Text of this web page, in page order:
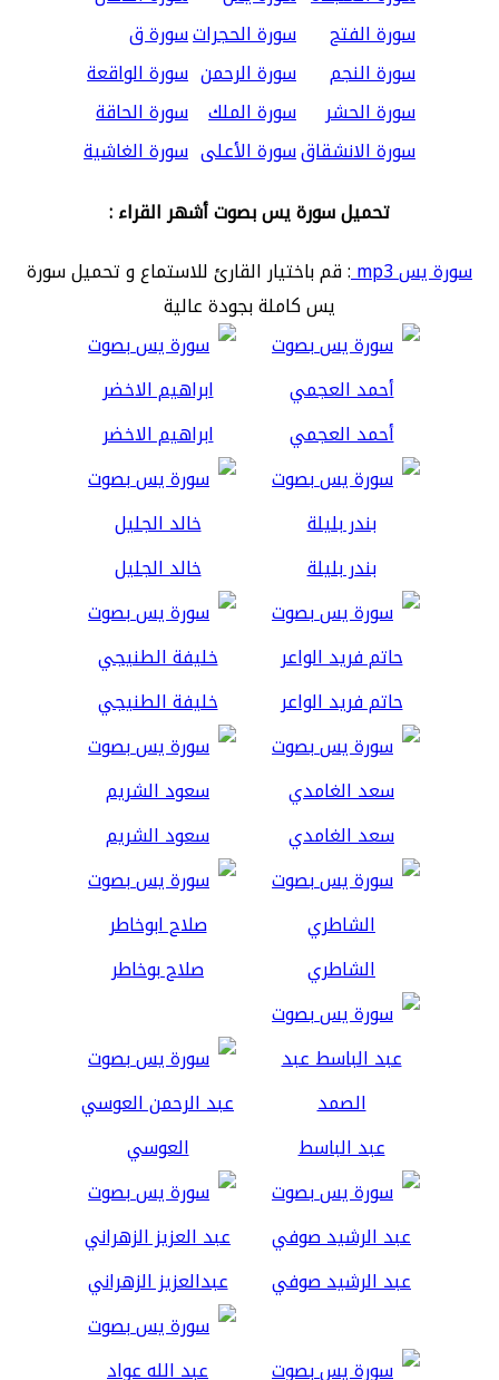
سورة الفتح
سورة الحجراتسورة ق
سورة النجم
سورة الرحمن سورة الواقعة
سورة الحشر
سورة الملك سورة الحاقة
سورة الانشقاقسورة الأعلى سورة الغاشية
تحميل سورة يس بصوت أشهر القراء :
سورة يس mp3
: قم باختيار القارئ للاستماع و تحميل سورة
يس كاملة بجودة عالية
أحمد العجمي ابراهيم الاخضر
بندر بليلة خالد الجليل
حاتم فريد الواعر خليفة الطنيجي
سعد الغامدي سعود الشريم
الشاطري صلاح بوخاطر
عبد الباسط العوسي
عبد الرشيد صوفي عبدالعزيز الزهراني